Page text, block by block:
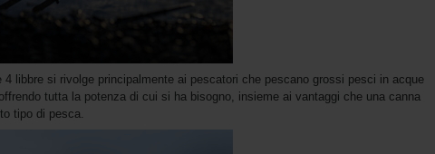
4 libbre si rivolge principalmente ai pescatori che pescano grossi pesci in acque
tutta la potenza di cui si ha bisogno, insieme ai vantaggi che una canna
tipo di pesca.